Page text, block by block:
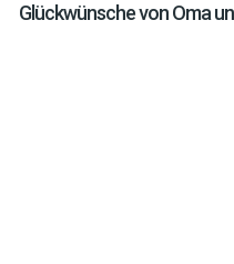
Glückwünsche von Oma